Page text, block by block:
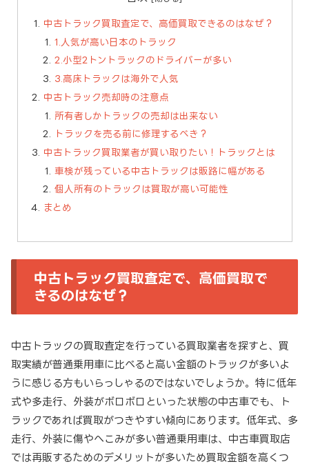
中古トラック買取査定で、高価買取できるのはなぜ？
1.人気が高い日本のトラック
2.小型2トントラックのドライバーが多い
3.高床トラックは海外で人気
中古トラック売却時の注意点
所有者しかトラックの売却は出来ない
トラックを売る前に修理するべき？
中古トラック買取業者が買い取りたい！トラックとは
車検が残っている中古トラックは販路に幅がある
個人所有のトラックは買取が高い可能性
まとめ
中古トラック買取査定で、高価買取で
きるのはなぜ？
中古トラックの買取査定を行っている買取業者を探すと、買
取実績が普通乗用車に比べると高い金額のトラックが多いよ
うに感じる方もいらっしゃるのではないでしょうか。特に低年
式や多走行、外装がボロボロといった状態の中古車でも、ト
ラックであれば買取がつきやすい傾向にあります。低年式、多
走行、外装に傷やへこみが多い普通乗用車は、中古車買取店
では再販するためのデメリットが多いため買取金額を高くつ